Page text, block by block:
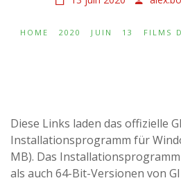
HOME 2020 JUIN 13 FILMS
Diese Links laden das offizielle
Installationsprogramm für
MB). Das
als auch 64-Bit-Versionen von